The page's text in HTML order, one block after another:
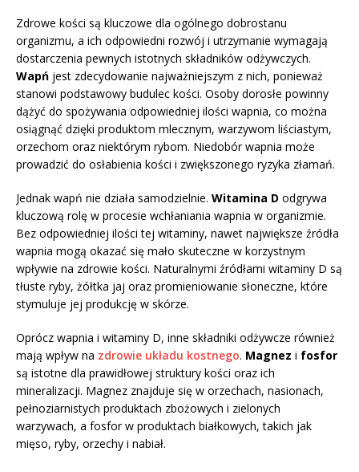
Zdrowe kości są kluczowe dla ogólnego dobrostanu
organizmu, a ich odpowiedni rozwój i utrzymanie wymagają
dostarczenia pewnych istotnych składników odżywczych.
Wapń jest zdecydowanie najważniejszym z nich, ponieważ
stanowi podstawowy budulec kości. Osoby dorosłe powinny
dążyć do spożywania odpowiedniej ilości wapnia, co można
osiągnąć dzięki produktom mlecznym, warzywom liściastym,
orzechom oraz niektórym rybom. Niedobór wapnia może
prowadzić do osłabienia kości i zwiększonego ryzyka złamań.
Jednak wapń nie działa samodzielnie. Witamina D odgrywa
kluczową rolę w procesie wchłaniania wapnia w organizmie.
Bez odpowiedniej ilości tej witaminy, nawet największe źródła
wapnia mogą okazać się mało skuteczne w korzystnym
wpływie na zdrowie kości. Naturalnymi źródłami witaminy D są
tłuste ryby, żółtka jaj oraz promieniowanie słoneczne, które
stymuluje jej produkcję w skórze.
Oprócz wapnia i witaminy D, inne składniki odżywcze również
mają wpływ na zdrowie układu kostnego. Magnez i fosfor
są istotne dla prawidłowej struktury kości oraz ich
mineralizacji. Magnez znajduje się w orzechach, nasionach,
pełnoziarnistych produktach zbożowych i zielonych
warzywach, a fosfor w produktach białkowych, takich jak
mięso, ryby, orzechy i nabiał.